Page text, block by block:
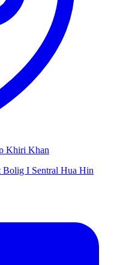
Khiri Khan
I Sentral Hua Hin